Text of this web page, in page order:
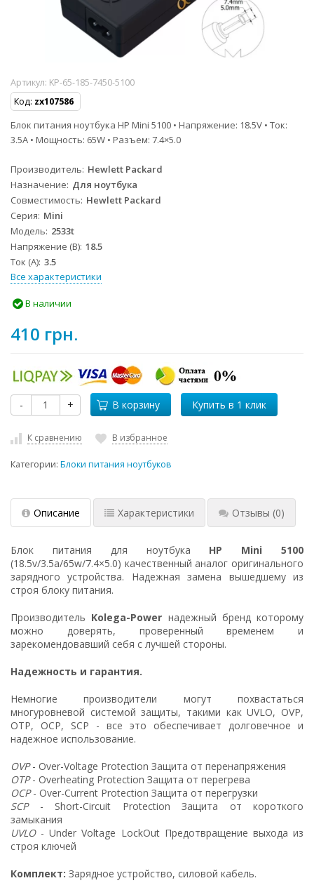
Артикул: KP-65-185-7450-5100
Код: zx107586
Блок питания ноутбука HP Mini 5100 • Напряжение: 18.5V • Ток:
3.5A • Мощность: 65W • Разъем: 7.4×5.0
Производитель Hewlett Packard
Назначение Для ноутбука
Совместимость Hewlett Packard
Серия Mini
Модель 2533t
Напряжение (В) 18.5
Ток (А) 3.5
Все характеристики
В наличии
410 грн.
- + В корзину
К сравнению В избранное
Категории: Блоки питания ноутбуков
Описание Характеристики Отзывы (0)
Блок питания для ноутбука HP Mini 5100
(18.5v/3.5a/65w/7.4×5.0) качественный аналог оригинального
зарядного устройства. Надежная замена вышедшему из
строя блоку питания.
Производитель Kolega-Power надежный бренд которому
можно доверять, проверенный временем и
зарекомендовавший себя с лучшей стороны.
Надежность и гарантия.
Немногие производители могут похвастаться
многуровневой системой защиты, такими как UVLO, OVP,
OTP, OCP, SCP - все это обеспечивает долговечное и
надежное использование.
OVP- Over-Voltage Protection Защита от перенапряжения
OTP- Overheating Protection Защита от перегрева
OCP- Over-Current Protection Защита от перегрузки
SCP- Short-Circuit Protection Защита от короткого
замыкания
UVLO- Under Voltage LockOut Предотвращение выхода из
строя ключей
Комплект: Зарядное устройство, силовой кабель.